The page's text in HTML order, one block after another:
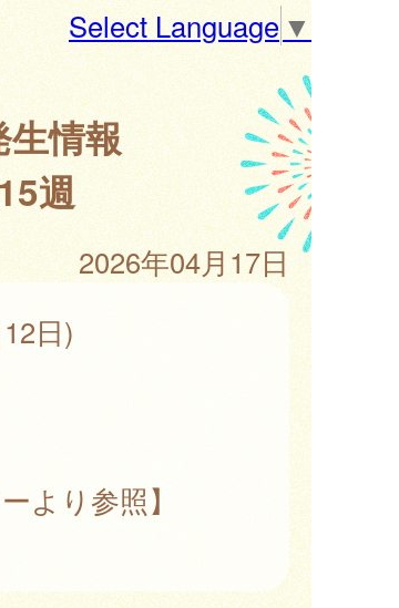
Select Language▼
情報
週
2026年04月17日
日)
より参照】